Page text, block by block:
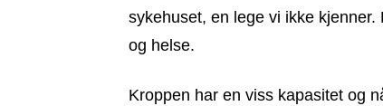
sykehuset, en lege vi ikke
og helse.
Kroppen har en viss kapasitet og